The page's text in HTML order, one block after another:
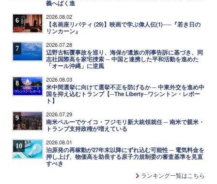
義へばく進
6 2026.08.02
【名画座リバティ (29)】映画で学ぶ偉人伝(1)──『若き日の
リンカーン』
7 2026.07.28
辺野古転覆事故を巡り、海保が遺族の刑事告訴に基づき、同
志社国際高を家宅捜索 ─ 中国と連携した平和活動を進めた
「オール沖縄」に逆風
8 2026.08.03
米中間選挙に向けて選挙不正を防げるか ─ 中東外交を進め中
国を抑え込むトランプ【─The Liberty─ワシントン・レポー
ト】
9 2026.07.29
南米ペルーでケイコ・フジモリ新大統領就任 ─ 南米で親米・
トランプ支持政権が増えている
10 2026.08.01
泊原発の再稼動が27年末以降にずれ込む可能性 ─ 電気料金を
押し上げ、物価高を助長する原子力規制委の審査基準を見直
すべき
ランキング一覧はこちら